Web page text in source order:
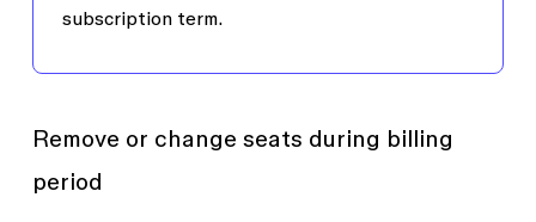
subscription term.
Remove or change seats during billing
period